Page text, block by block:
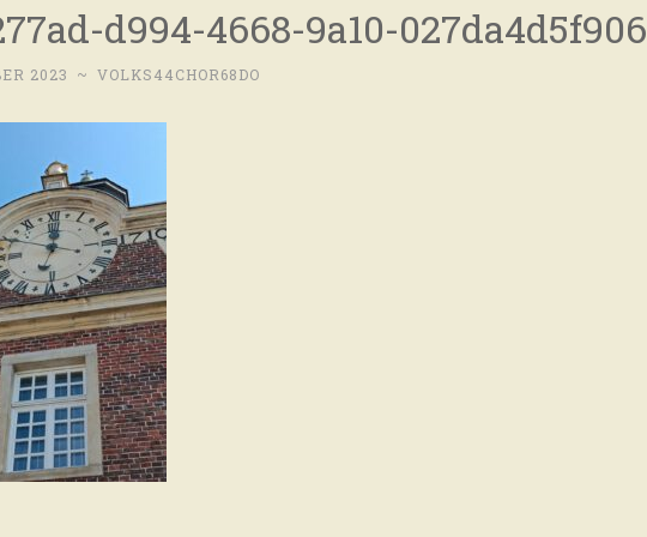
d994-4668-9a10-027da4d5f906
2023 ~ VOLKS44CHOR68DO